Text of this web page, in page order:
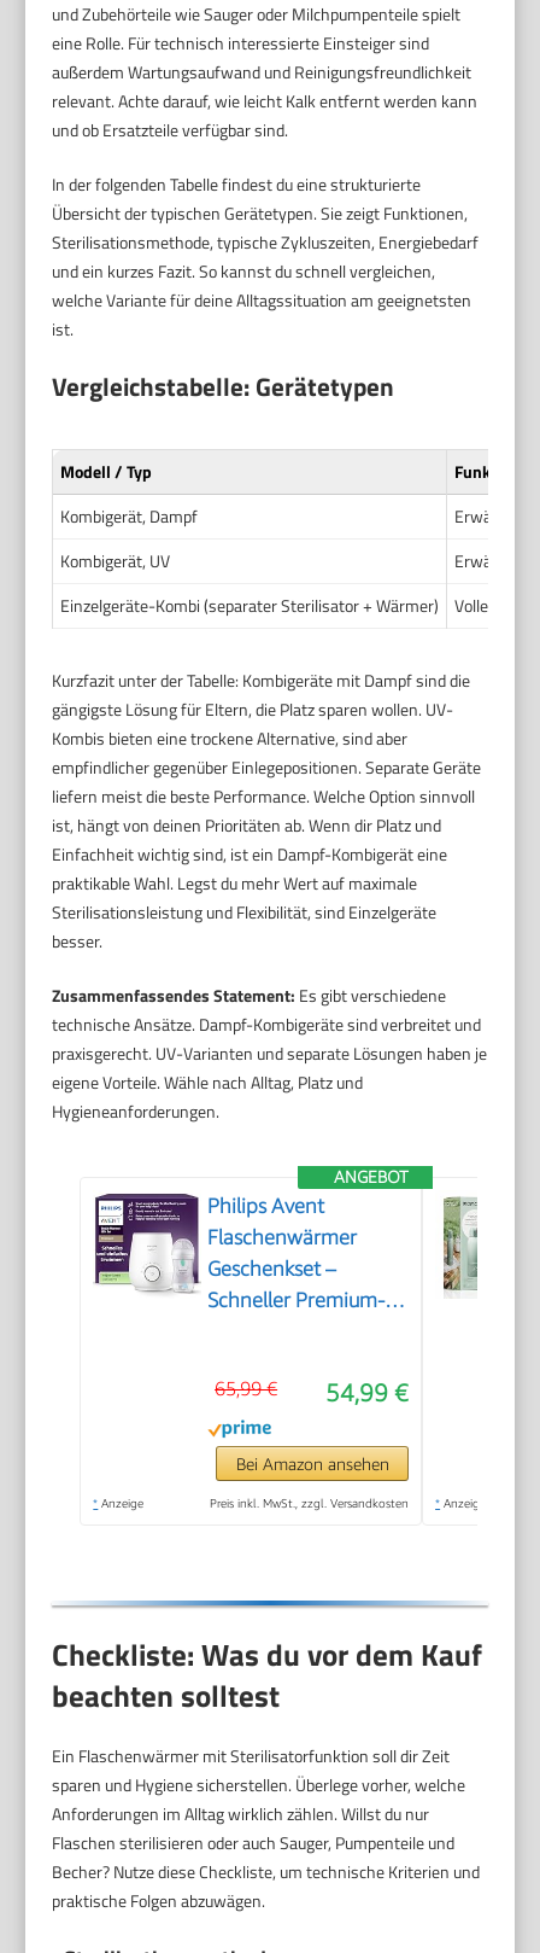
und Zubehörteile wie Sauger oder Milchpumpenteile spielt
eine Rolle. Für technisch interessierte Einsteiger sind
außerdem Wartungsaufwand und Reinigungsfreundlichkeit
relevant. Achte darauf, wie leicht Kalk entfernt werden kann
und ob Ersatzteile verfügbar sind.
In der folgenden Tabelle findest du eine strukturierte
Übersicht der typischen Gerätetypen. Sie zeigt Funktionen,
Sterilisationsmethode, typische Zykluszeiten, Energiebedarf
und ein kurzes Fazit. So kannst du schnell vergleichen,
welche Variante für deine Alltagssituation am geeignetsten
ist.
Vergleichstabelle: Gerätetypen
Modell / Typ
Funktionen
Kombigerät, Dampf
Erwärmen,
Kombigerät, UV
Erwärmen,
Einzelgeräte-Kombi (separater Sterilisator + Wärmer)
Volle
Kurzfazit unter der Tabelle: Kombigeräte mit Dampf sind die
gängigste Lösung für Eltern, die Platz sparen wollen. UV-
Kombis bieten eine trockene Alternative, sind aber
empfindlicher gegenüber Einlegepositionen. Separate Geräte
liefern meist die beste Performance. Welche Option sinnvoll
ist, hängt von deinen Prioritäten ab. Wenn dir Platz und
Einfachheit wichtig sind, ist ein Dampf-Kombigerät eine
praktikable Wahl. Legst du mehr Wert auf maximale
Sterilisationsleistung und Flexibilität, sind Einzelgeräte
besser.
Zusammenfassendes Statement: Es gibt verschiedene
technische Ansätze. Dampf-Kombigeräte sind verbreitet und
praxisgerecht. UV-Varianten und separate Lösungen haben je
eigene Vorteile. Wähle nach Alltag, Platz und
Hygieneanforderungen.
ANGEBOT
Philips Avent
Flaschenwärmer
Geschenkset –
Schneller Premium-
Babyflasche,
intelligente
Temperaturregelung,
automatische
Abschaltung,
54,99 €
65,99 €
Bei Amazon ansehen
* Anzeige Preis inkl. MwSt., zzgl. Versandkosten * Anzeige
Checkliste: Was du vor dem Kauf
beachten solltest
Ein Flaschenwärmer mit Sterilisatorfunktion soll dir Zeit
sparen und Hygiene sicherstellen. Überlege vorher, welche
Anforderungen im Alltag wirklich zählen. Willst du nur
Flaschen sterilisieren oder auch Sauger, Pumpenteile und
Becher? Nutze diese Checkliste, um technische Kriterien und
praktische Folgen abzuwägen.